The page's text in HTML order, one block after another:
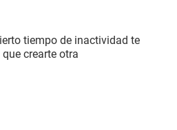
tiempo de inactividad te
crearte otra